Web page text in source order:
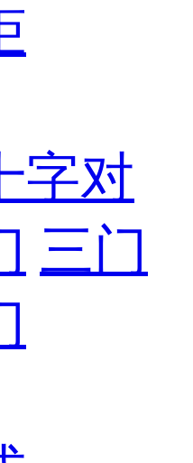
字对
三门